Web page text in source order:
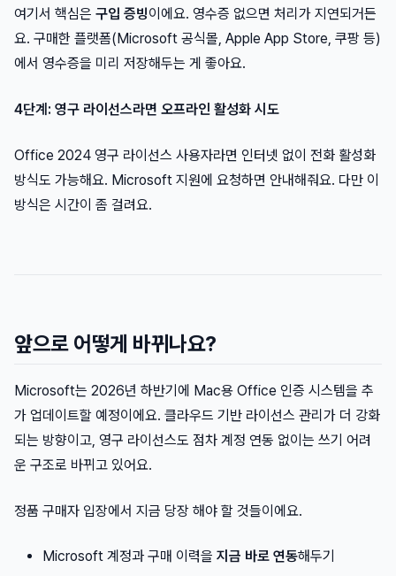
여기서 핵심은 구입 증빙이에요. 영수증 없으면 처리가 지연되거든
요. 구매한 플랫폼(Microsoft 공식몰, Apple App Store, 쿠팡 등)
에서 영수증을 미리 저장해두는 게 좋아요.
4단계: 영구 라이선스라면 오프라인 활성화 시도
Office 2024 영구 라이선스 사용자라면 인터넷 없이 전화 활성화
방식도 가능해요. Microsoft 지원에 요청하면 안내해줘요. 다만 이
방식은 시간이 좀 걸려요.
앞으로 어떻게 바뀌나요?
Microsoft는 2026년 하반기에 Mac용 Office 인증 시스템을 추
가 업데이트할 예정이에요. 클라우드 기반 라이선스 관리가 더 강화
되는 방향이고, 영구 라이선스도 점차 계정 연동 없이는 쓰기 어려
운 구조로 바뀌고 있어요.
정품 구매자 입장에서 지금 당장 해야 할 것들이에요.
Microsoft 계정과 구매 이력을 지금 바로 연동해두기